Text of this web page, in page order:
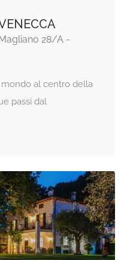
28/A -
al centro della
passi dal